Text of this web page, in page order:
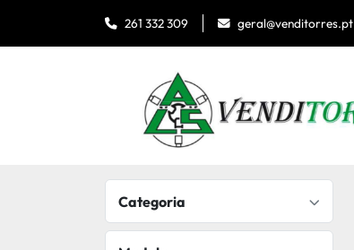
261 332 309 geral@venditorres.pt
Categoria